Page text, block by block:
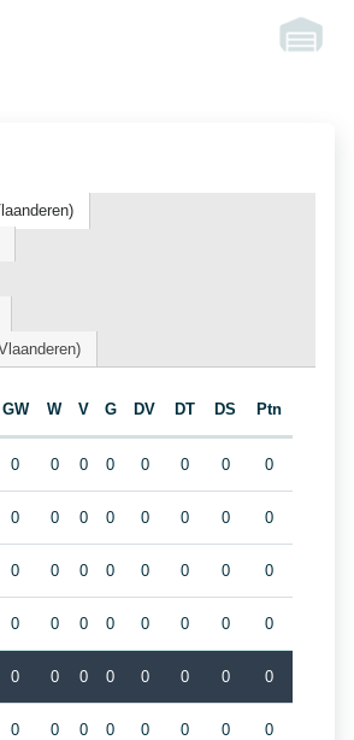
GW W V G DV DT DS Ptn
0 0 0 0 0 0 0 0
0 0 0 0 0 0 0 0
0 0 0 0 0 0 0 0
0 0 0 0 0 0 0 0
0 0 0 0 0 0 0 0
0 0 0 0 0 0 0 0